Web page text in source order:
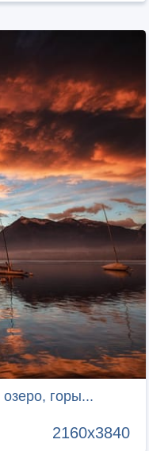
озеро, горы...
2160x3840